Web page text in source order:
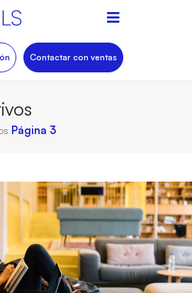
Contactar con ventas
Página 3